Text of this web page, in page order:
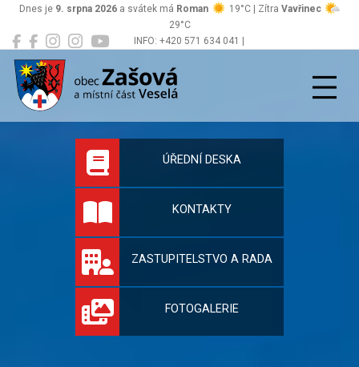
INFO: +420 571 634 041 |
Dnes je 9. srpna 2026 a svátek má Roman 19°C | Zítra Vavřinec
29°C
Zašová
Oficiální stránky
ÚŘEDNÍ DESKA
KONTAKTY
ZASTUPITELSTVO A RADA
FOTOGALERIE